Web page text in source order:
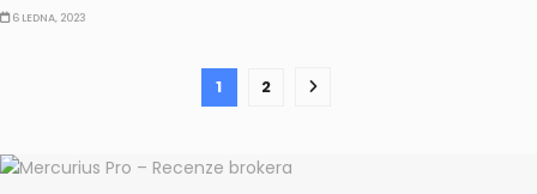
6 LEDNA, 2023
1 2